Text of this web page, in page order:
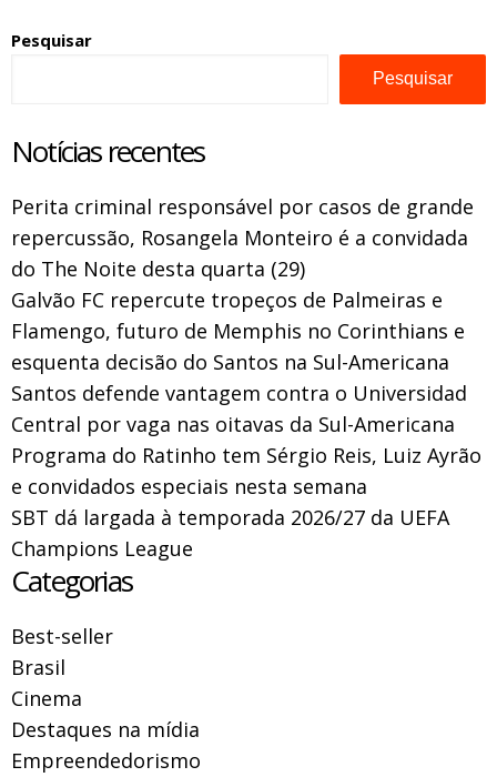
Pesquisar
Pesquisar
Notícias recentes
Perita criminal responsável por casos de grande
repercussão, Rosangela Monteiro é a convidada
do The Noite desta quarta (29)
Galvão FC repercute tropeços de Palmeiras e
Flamengo, futuro de Memphis no Corinthians e
esquenta decisão do Santos na Sul-Americana
Santos defende vantagem contra o Universidad
Central por vaga nas oitavas da Sul-Americana
Programa do Ratinho tem Sérgio Reis, Luiz Ayrão
e convidados especiais nesta semana
SBT dá largada à temporada 2026/27 da UEFA
Champions League
Categorias
Best-seller
Brasil
Cinema
Destaques na mídia
Empreendedorismo